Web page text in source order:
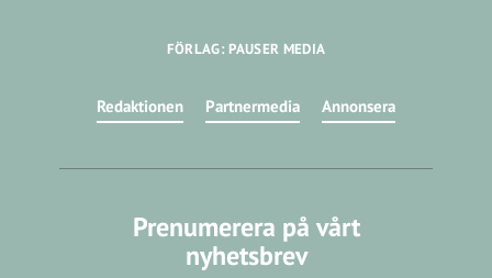
FÖRLAG: PAUSER MEDIA
Redaktionen Partnermedia Annonsera
Prenumerera på vårt
nyhetsbrev